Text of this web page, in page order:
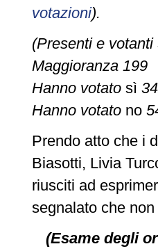
votazioni).
(Presenti e votanti
Maggioranza 199
Hanno votato sì
Hanno votato no
Prendo atto che i
Biasotti, Livia
riusciti ad
segnalato che
(Esame degli